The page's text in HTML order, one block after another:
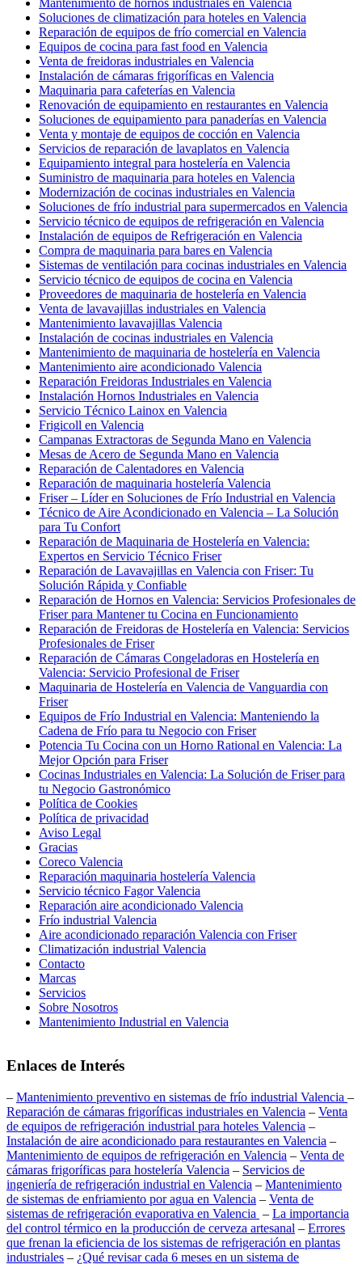
Soluciones de climatización para hoteles en Valencia
Reparación de equipos de frío comercial en Valencia
Equipos de cocina para fast food en Valencia
Venta de freidoras industriales en Valencia
Instalación de cámaras frigoríficas en Valencia
Maquinaria para cafeterías en Valencia
Renovación de equipamiento en restaurantes en Valencia
Soluciones de equipamiento para panaderías en Valencia
Venta y montaje de equipos de cocción en Valencia
Servicios de reparación de lavaplatos en Valencia
Equipamiento integral para hostelería en Valencia
Suministro de maquinaria para hoteles en Valencia
Modernización de cocinas industriales en Valencia
Soluciones de frío industrial para supermercados en Valencia
Servicio técnico de equipos de refrigeración en Valencia
Instalación de equipos de Refrigeración en Valencia
Compra de maquinaria para bares en Valencia
Sistemas de ventilación para cocinas industriales en Valencia
Servicio técnico de equipos de cocina en Valencia
Proveedores de maquinaria de hostelería en Valencia
Venta de lavavajillas industriales en Valencia
Mantenimiento lavavajillas Valencia
Instalación de cocinas industriales en Valencia
Mantenimiento de maquinaria de hostelería en Valencia
Mantenimiento aire acondicionado Valencia
Reparación Freidoras Industriales en Valencia
Instalación Hornos Industriales en Valencia
Servicio Técnico Lainox en Valencia
Frigicoll en Valencia
Campanas Extractoras de Segunda Mano en Valencia
Mesas de Acero de Segunda Mano en Valencia
Reparación de Calentadores en Valencia
Reparación de maquinaria hostelería Valencia
Friser – Líder en Soluciones de Frío Industrial en Valencia
Técnico de Aire Acondicionado en Valencia – La Solución
para Tu Confort
Reparación de Maquinaria de Hostelería en Valencia:
Expertos en Servicio Técnico Friser
Reparación de Lavavajillas en Valencia con Friser: Tu
Solución Rápida y Confiable
Reparación de Hornos en Valencia: Servicios Profesionales de
Friser para Mantener tu Cocina en Funcionamiento
Reparación de Freidoras de Hostelería en Valencia: Servicios
Profesionales de Friser
Reparación de Cámaras Congeladoras en Hostelería en
Valencia: Servicio Profesional de Friser
Maquinaria de Hostelería en Valencia de Vanguardia con
Friser
Equipos de Frío Industrial en Valencia: Manteniendo la
Cadena de Frío para tu Negocio con Friser
Potencia Tu Cocina con un Horno Rational en Valencia: La
Mejor Opción para Friser
Cocinas Industriales en Valencia: La Solución de Friser para
tu Negocio Gastronómico
Política de Cookies
Política de privacidad
Aviso Legal
Gracias
Coreco Valencia
Reparación maquinaria hostelería Valencia
Servicio técnico Fagor Valencia
Reparación aire acondicionado Valencia
Frío industrial Valencia
Aire acondicionado reparación Valencia con Friser
Climatización industrial Valencia
Contacto
Marcas
Servicios
Sobre Nosotros
Mantenimiento Industrial en Valencia
Enlaces de Interés
– Mantenimiento preventivo en sistemas de frío industrial Valencia –
Reparación de cámaras frigoríficas industriales en Valencia – Venta
de equipos de refrigeración industrial para hoteles Valencia –
Instalación de aire acondicionado para restaurantes en Valencia –
Mantenimiento de equipos de refrigeración en Valencia – Venta de
cámaras frigoríficas para hostelería Valencia – Servicios de
ingeniería de refrigeración industrial en Valencia – Mantenimiento
de sistemas de enfriamiento por agua en Valencia – Venta de
sistemas de refrigeración evaporativa en Valencia – La importancia
del control térmico en la producción de cerveza artesanal – Errores
que frenan la eficiencia de los sistemas de refrigeración en plantas
industriales – ¿Qué revisar cada 6 meses en un sistema de